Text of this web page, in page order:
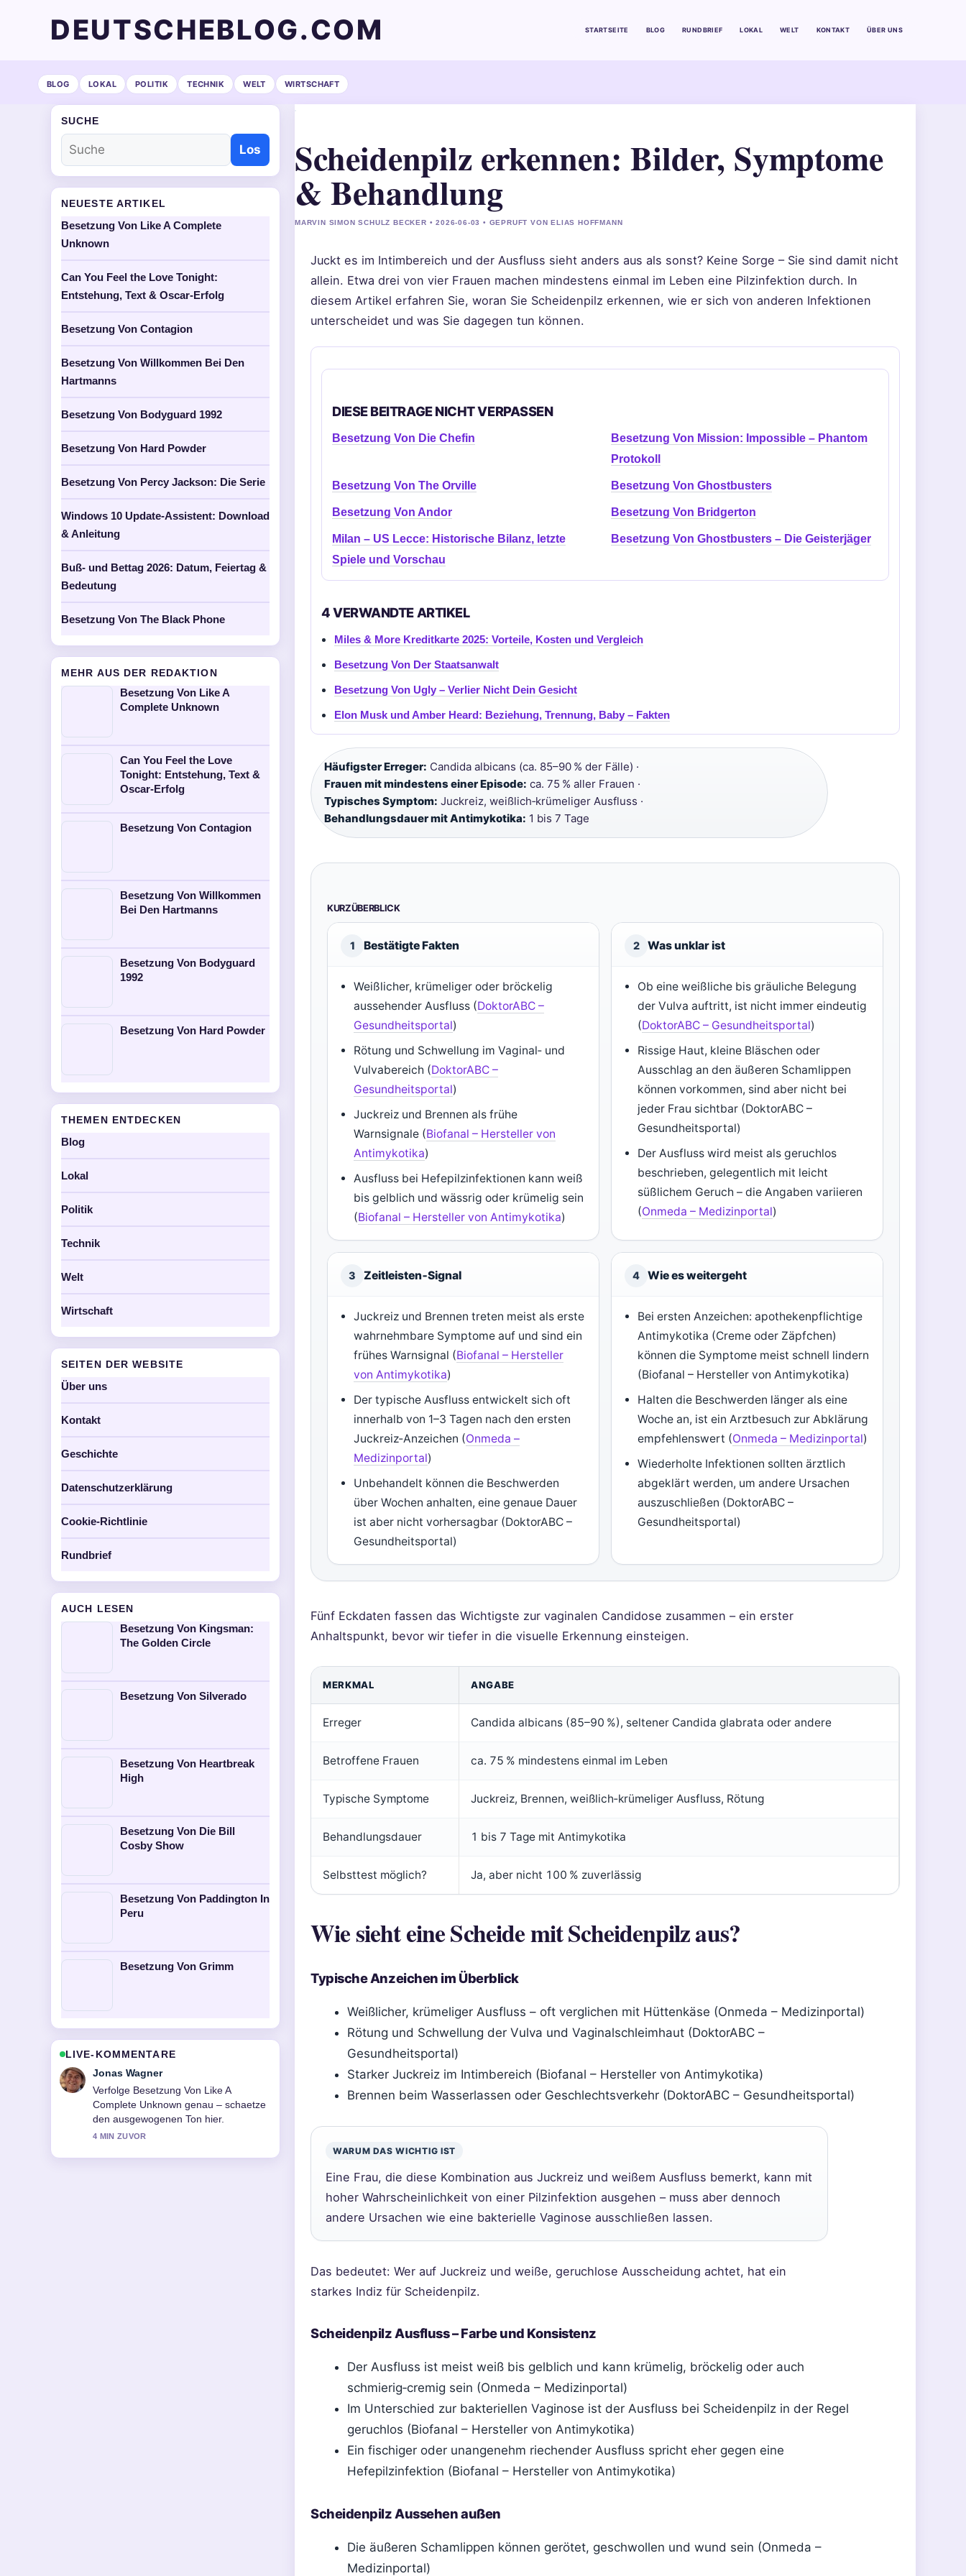
DEUTSCHEBLOG.COM STARTSEITE BLOG RUNDBRIEF LOKAL WELT KONTAKT ÜBER UNS
BLOG LOKAL POLITIK TECHNIK WELT WIRTSCHAFT
Scheidenpilz erkennen: Bilder, Symptome
& Behandlung
MARVIN SIMON SCHULZ BECKER • 2026-06-03 • GEPRUFT VON ELIAS HOFFMANN
Juckt es im Intimbereich und der Ausfluss sieht anders aus als sonst? Keine Sorge – Sie sind damit nicht
allein. Etwa drei von vier Frauen machen mindestens einmal im Leben eine Pilzinfektion durch. In
diesem Artikel erfahren Sie, woran Sie Scheidenpilz erkennen, wie er sich von anderen Infektionen
unterscheidet und was Sie dagegen tun können.
DIESE BEITRAGE NICHT VERPASSEN
Besetzung Von Die Chefin
Besetzung Von Mission: Impossible – Phantom
Protokoll
Besetzung Von The Orville Besetzung Von Ghostbusters
Besetzung Von Andor Besetzung Von Bridgerton
Milan – US Lecce: Historische Bilanz, letzte
Spiele und Vorschau
Besetzung Von Ghostbusters – Die Geisterjäger
4 VERWANDTE ARTIKEL
Miles & More Kreditkarte 2025: Vorteile, Kosten und Vergleich
Besetzung Von Der Staatsanwalt
Besetzung Von Ugly – Verlier Nicht Dein Gesicht
Elon Musk und Amber Heard: Beziehung, Trennung, Baby – Fakten
Häufigster Erreger: Candida albicans (ca. 85–90 % der Fälle) ·
Frauen mit mindestens einer Episode: ca. 75 % aller Frauen ·
Typisches Symptom: Juckreiz, weißlich‑krümeliger Ausfluss ·
Behandlungsdauer mit Antimykotika: 1 bis 7 Tage
KURZÜBERBLICK
1 Bestätigte Fakten
Weißlicher, krümeliger oder bröckelig
aussehender Ausfluss (DoktorABC –
Gesundheitsportal)
Rötung und Schwellung im Vaginal‑ und
Vulvabereich (DoktorABC –
Gesundheitsportal)
Juckreiz und Brennen als frühe
Warnsignale (Biofanal – Hersteller von
Antimykotika)
Ausfluss bei Hefepilzinfektionen kann weiß
bis gelblich und wässrig oder krümelig sein
(Biofanal – Hersteller von Antimykotika)
2 Was unklar ist
Ob eine weißliche bis gräuliche Belegung
der Vulva auftritt, ist nicht immer eindeutig
(DoktorABC – Gesundheitsportal)
Rissige Haut, kleine Bläschen oder
Ausschlag an den äußeren Schamlippen
können vorkommen, sind aber nicht bei
jeder Frau sichtbar (DoktorABC –
Gesundheitsportal)
Der Ausfluss wird meist als geruchlos
beschrieben, gelegentlich mit leicht
süßlichem Geruch – die Angaben variieren
(Onmeda – Medizinportal)
3 Zeitleisten‑Signal
Juckreiz und Brennen treten meist als erste
wahrnehmbare Symptome auf und sind ein
frühes Warnsignal (Biofanal – Hersteller
von Antimykotika)
Der typische Ausfluss entwickelt sich oft
innerhalb von 1–3 Tagen nach den ersten
Juckreiz‑Anzeichen (Onmeda –
Medizinportal)
Unbehandelt können die Beschwerden
über Wochen anhalten, eine genaue Dauer
ist aber nicht vorhersagbar (DoktorABC –
Gesundheitsportal)
4 Wie es weitergeht
Bei ersten Anzeichen: apothekenpflichtige
Antimykotika (Creme oder Zäpfchen)
können die Symptome meist schnell lindern
(Biofanal – Hersteller von Antimykotika)
Halten die Beschwerden länger als eine
Woche an, ist ein Arztbesuch zur Abklärung
empfehlenswert (Onmeda – Medizinportal)
Wiederholte Infektionen sollten ärztlich
abgeklärt werden, um andere Ursachen
auszuschließen (DoktorABC –
Gesundheitsportal)
Fünf Eckdaten fassen das Wichtigste zur vaginalen Candidose zusammen – ein erster
Anhaltspunkt, bevor wir tiefer in die visuelle Erkennung einsteigen.
MERKMAL ANGABE
Erreger Candida albicans (85–90 %), seltener Candida glabrata oder andere
Betroffene Frauen ca. 75 % mindestens einmal im Leben
Typische Symptome Juckreiz, Brennen, weißlich‑krümeliger Ausfluss, Rötung
Behandlungsdauer 1 bis 7 Tage mit Antimykotika
Selbsttest möglich? Ja, aber nicht 100 % zuverlässig
Wie sieht eine Scheide mit Scheidenpilz aus?
Typische Anzeichen im Überblick
Weißlicher, krümeliger Ausfluss – oft verglichen mit Hüttenkäse (Onmeda – Medizinportal)
Rötung und Schwellung der Vulva und Vaginalschleimhaut (DoktorABC –
Gesundheitsportal)
Starker Juckreiz im Intimbereich (Biofanal – Hersteller von Antimykotika)
Brennen beim Wasserlassen oder Geschlechtsverkehr (DoktorABC – Gesundheitsportal)
WARUM DAS WICHTIG IST
Eine Frau, die diese Kombination aus Juckreiz und weißem Ausfluss bemerkt, kann mit
hoher Wahrscheinlichkeit von einer Pilzinfektion ausgehen – muss aber dennoch
andere Ursachen wie eine bakterielle Vaginose ausschließen lassen.
Das bedeutet: Wer auf Juckreiz und weiße, geruchlose Ausscheidung achtet, hat ein
starkes Indiz für Scheidenpilz.
Scheidenpilz Ausfluss – Farbe und Konsistenz
Der Ausfluss ist meist weiß bis gelblich und kann krümelig, bröckelig oder auch
schmierig‑cremig sein (Onmeda – Medizinportal)
Im Unterschied zur bakteriellen Vaginose ist der Ausfluss bei Scheidenpilz in der Regel
geruchlos (Biofanal – Hersteller von Antimykotika)
Ein fischiger oder unangenehm riechender Ausfluss spricht eher gegen eine
Hefepilzinfektion (Biofanal – Hersteller von Antimykotika)
Scheidenpilz Aussehen außen
Die äußeren Schamlippen können gerötet, geschwollen und wund sein (Onmeda –
Medizinportal)
SUCHE
Los
NEUESTE ARTIKEL
Besetzung Von Like A Complete
Unknown
Can You Feel the Love Tonight:
Entstehung, Text & Oscar-Erfolg
Besetzung Von Contagion
Besetzung Von Willkommen Bei Den
Hartmanns
Besetzung Von Bodyguard 1992
Besetzung Von Hard Powder
Besetzung Von Percy Jackson: Die Serie
Windows 10 Update-Assistent: Download
& Anleitung
Buß- und Bettag 2026: Datum, Feiertag &
Bedeutung
Besetzung Von The Black Phone
MEHR AUS DER REDAKTION
Besetzung Von Like A
Complete Unknown
Can You Feel the Love
Tonight: Entstehung, Text &
Oscar-Erfolg
Besetzung Von Contagion
Besetzung Von Willkommen
Bei Den Hartmanns
Besetzung Von Bodyguard
1992
Besetzung Von Hard Powder
THEMEN ENTDECKEN
Blog
Lokal
Politik
Technik
Welt
Wirtschaft
SEITEN DER WEBSITE
Über uns
Kontakt
Geschichte
Datenschutzerklärung
Cookie-Richtlinie
Rundbrief
AUCH LESEN
Besetzung Von Kingsman:
The Golden Circle
Besetzung Von Silverado
Besetzung Von Heartbreak
High
Besetzung Von Die Bill
Cosby Show
Besetzung Von Paddington In
Peru
Besetzung Von Grimm
LIVE-KOMMENTARE
Lena Schmidt
Hilfreicher Kontext zu Can You Feel
the Love Tonight: Entstehung,.... Bitte
haltet diesen Liveticker aktuell.
6 MIN ZUVOR